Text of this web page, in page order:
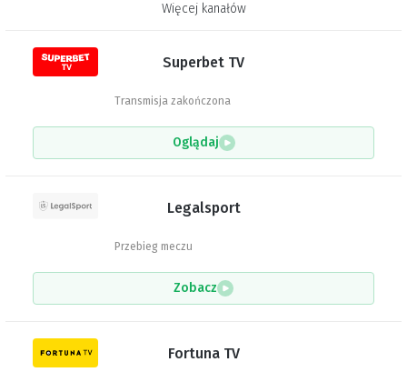
Więcej kanałów
Superbet TV
Transmisja zakończona
Oglądaj
Legalsport
Przebieg meczu
Zobacz
Fortuna TV